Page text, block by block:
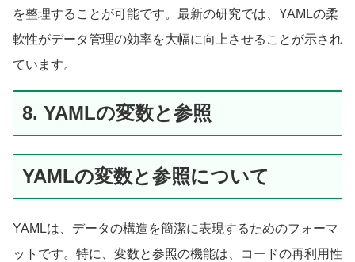
を整理することが可能です。最新の研究では、YAMLの柔
軟性がデータ管理の効率を大幅に向上させることが示され
ています。
8. YAMLの変数と参照
YAMLの変数と参照について
YAMLは、データの構造を簡潔に表現するためのフォーマ
ットです。特に、変数と参照の機能は、コードの再利用性